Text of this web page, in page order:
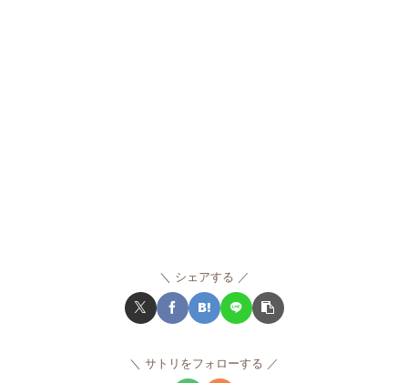
シェアする
サトリをフォローする